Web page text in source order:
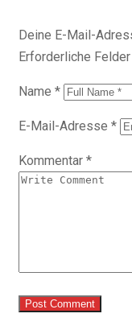
Deine E-Mail-
Erforderliche
Name *
E-Mail-Adresse *
Kommentar *